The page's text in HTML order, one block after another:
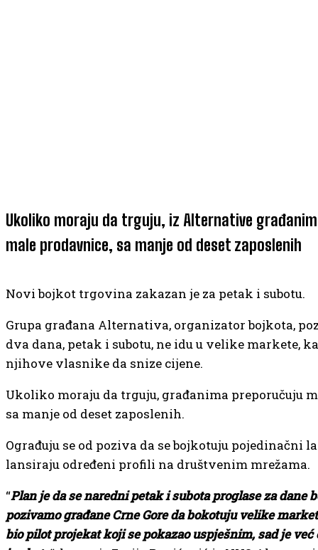
Ukoliko moraju da trguju, iz Alternative
male prodavnice, sa manje od deset zaposlenih
Novi bojkot trgovina zakazan je za petak i subotu.
Grupa građana Alternativa, organizator bojkota,
dva dana, petak i subotu, ne idu u velike markete,
njihove vlasnike da snize cijene.
Ukoliko moraju da trguju, građanima preporučuju
sa manje od deset zaposlenih.
Ograđuju se od poziva da se bojkotuju pojedinačni
lansiraju određeni profili na društvenim mrežama.
“Plan je da se naredni petak i subota proglase za dane
pozivamo građane Crne Gore da bokotuju velike
bio pilot projekat koji se pokazao uspješnim, sad je već